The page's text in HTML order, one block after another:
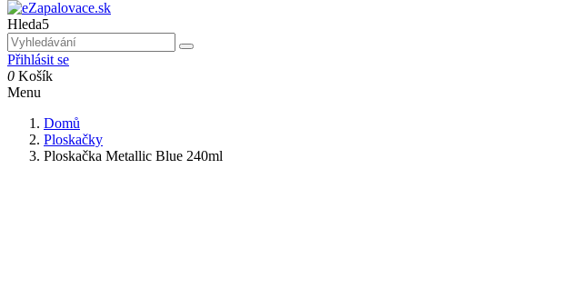
Hleda5
Přihlásit se
0 Košík
Menu
Domů
Ploskačky
Ploskačka Metallic Blue 240ml